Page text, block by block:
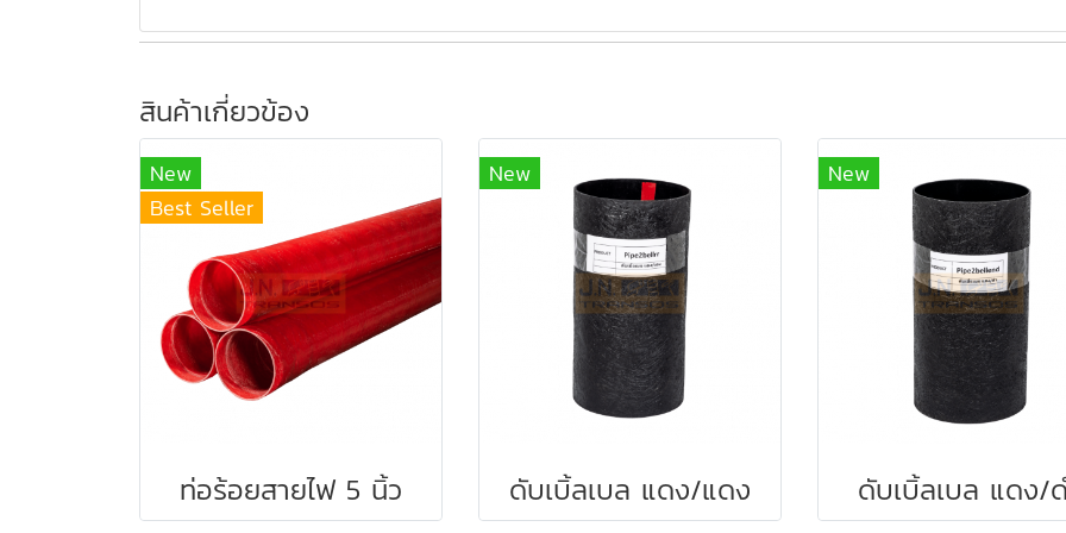
สินค้าเกี่ยวข้อง
New
Best Seller
ท่อร้อยสายไฟ 5 นิ้ว
New
ดับเบิ้ลเบล แดง/แดง
New
ดับเบิ้ลเบล แดง/